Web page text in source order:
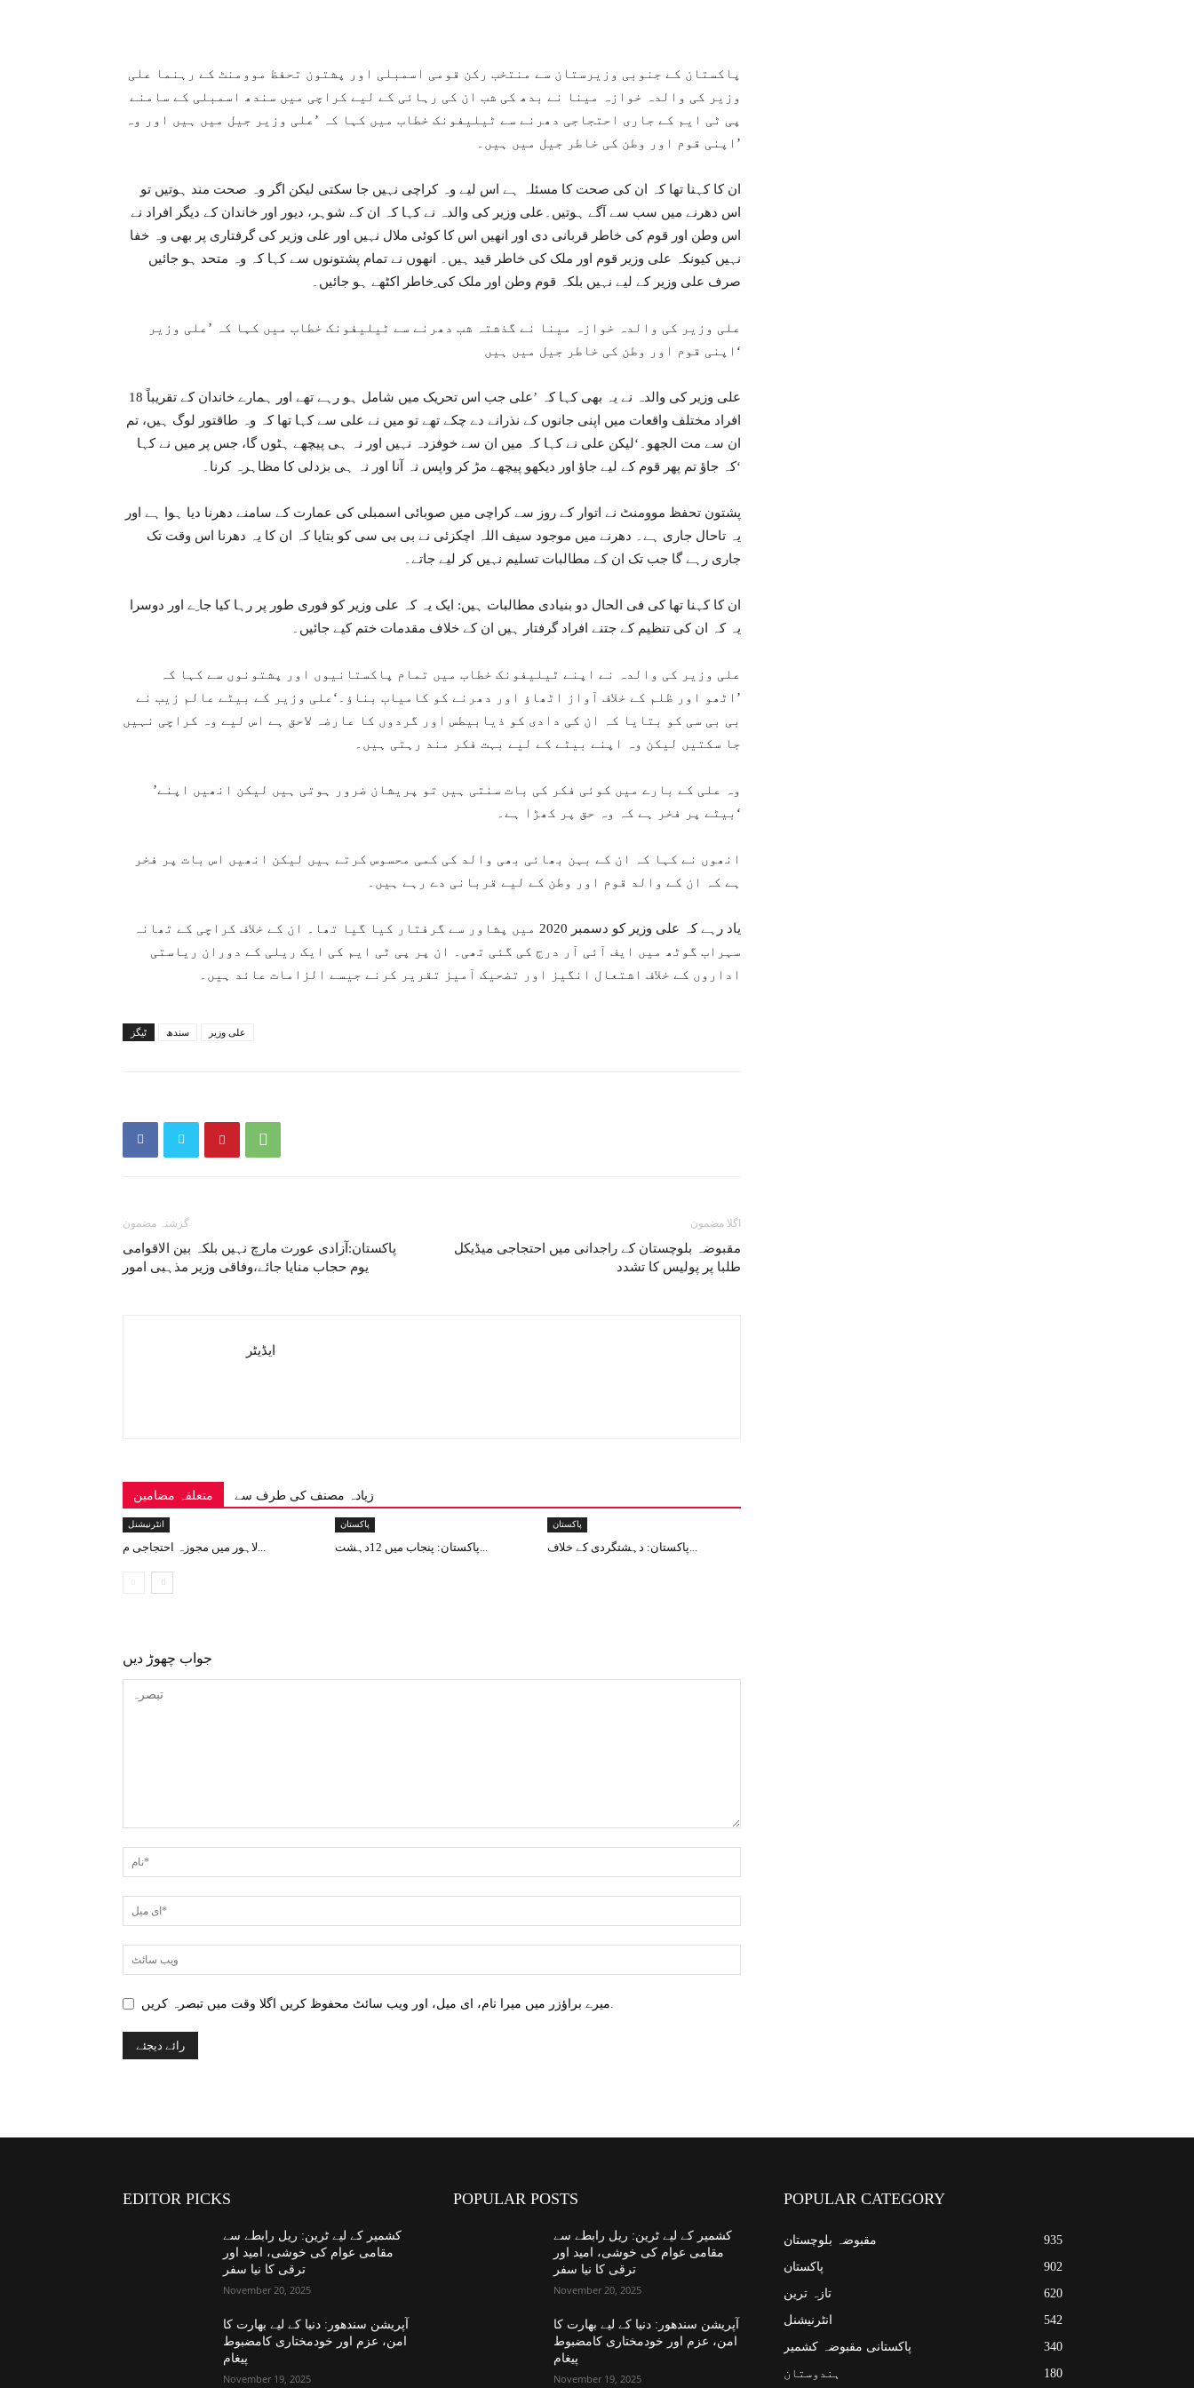
پاکستان کے جنوبی وزیرستان سے منتخب رکن قومی اسمبلی اور پشتون تحفظ موومنٹ کے رہنما علی
وزیر کی والدہ خوازہ مینا نے بدھ کی شب ان کی رہائی کے لیے کراچی میں سندھ اسمبلی کے سامنے
پی ٹی ایم کے جاری احتجاجی دھرنے سے ٹیلیفونک خطاب میں کہا کہ ’علی وزیر جیل میں ہیں اور وہ
اپنی قوم اور وطن کی خاطر جیل میں ہیں۔’
ان کا کہنا تھا کہ ان کی صحت کا مسئلہ ہے اس لیے وہ کراچی نہیں جا سکتی لیکن اگر وہ صحت مند ہوتیں تو
اس دھرنے میں سب سے آگے ہوتیں۔علی وزیر کی والدہ نے کہا کہ ان کے شوہر، دیور اور خاندان کے دیگر افراد نے
اس وطن اور قوم کی خاطر قربانی دی اور انھیں اس کا کوئی ملال نہیں اور علی وزیر کی گرفتاری پر بھی وہ خفا
نہیں کیونکہ علی وزیر قوم اور ملک کی خاطر قید ہیں۔ انھوں نے تمام پشتونوں سے کہا کہ وہ متحد ہو جائیں
صرف علی وزیر کے لیے نہیں بلکہ قوم وطن اور ملک کی ِخاطر اکٹھے ہو جائیں۔
علی وزیر کی والدہ خوازہ مینا نے گذشتہ شب دھرنے سے ٹیلیفونک خطاب میں کہا کہ ’علی وزیر
اپنی قوم اور وطن کی خاطر جیل میں ہیں‘
علی وزیر کی والدہ نے یہ بھی کہا کہ ’علی جب اس تحریک میں شامل ہو رہے تھے اور ہمارے خاندان کے تقریباً 18
افراد مختلف واقعات میں اپنی جانوں کے نذرانے دے چکے تھے تو میں نے علی سے کہا تھا کہ وہ طاقتور لوگ ہیں، تم
ان سے مت الجھو۔‘لیکن علی نے کہا کہ میں ان سے خوفزدہ نہیں اور نہ ہی پیچھے ہٹوں گا، جس پر میں نے کہا
کہ جاؤ تم پھر قوم کے لیے جاؤ اور دیکھو پیچھے مڑ کر واپس نہ آنا اور نہ ہی بزدلی کا مظاہرہ کرنا۔‘
پشتون تحفظ موومنٹ نے اتوار کے روز سے کراچی میں صوبائی اسمبلی کی عمارت کے سامنے دھرنا دیا ہوا ہے اور
یہ تاحال جاری ہے۔ دھرنے میں موجود سیف اللہ اچکزئی نے بی بی سی کو بتایا کہ ان کا یہ دھرنا اس وقت تک
جاری رہے گا جب تک ان کے مطالبات تسلیم نہیں کر لیے جاتے۔
ان کا کہنا تھا کی فی الحال دو بنیادی مطالبات ہیں: ایک یہ کہ علی وزیر کو فوری طور پر رہا کیا جا ِے اور دوسرا
یہ کہ ان کی تنظیم کے جتنے افراد گرفتار ہیں ان کے خلاف مقدمات ختم کیے جائیں۔
علی وزیر کی والدہ نے اپنے ٹیلیفونک خطاب میں تمام پاکستانیوں اور پشتونوں سے کہا کہ
’اٹھو اور ظلم کے خلاف آواز اٹھاؤ اور دھرنے کو کامیاب بناؤ۔‘علی وزیر کے بیٹے عالم زیب نے
بی بی سی کو بتایا کہ ان کی دادی کو ذیابیطس اور گردوں کا عارضہ لاحق ہے اس لیے وہ کراچی نہیں
جا سکتیں لیکن وہ اپنے بیٹے کے لیے بہت فکر مند رہتی ہیں۔
’وہ علی کے بارے میں کوئی فکر کی بات سنتی ہیں تو پریشان ضرور ہوتی ہیں لیکن انھیں اپنے
بیٹے پر فخر ہے کہ وہ حق پر کھڑا ہے۔‘
انھوں نے کہا کہ ان کے بہن بھائی بھی والد کی کمی محسوس کرتے ہیں لیکن انھیں اس بات پر فخر
ہے کہ ان کے والد قوم اور وطن کے لیے قربانی دے رہے ہیں۔
یاد رہے کہ علی وزیر کو دسمبر 2020 میں پشاور سے گرفتار کیا گیا تھا۔ ان کے خلاف کراچی کے تھانہ
سہراب گوٹھ میں ایف آئی آر درج کی گئی تھی۔ ان پر پی ٹی ایم کی ایک ریلی کے دوران ریاستی
اداروں کے خلاف اشتعال انگیز اور تضحیک آمیز تقریر کرنے جیسے الزامات عائد ہیں۔
ٹیگز سندھ علی وزیر
گزشتہ مضمون
پاکستان:آزادی عورت مارچ نہیں بلکہ بین الاقوامی
یوم حجاب منایا جائے،وفاقی وزیر مذہبی امور
اگلا مضمون
مقبوضہ بلوچستان کے راجدانی میں احتجاجی میڈیکل
طلبا پر پولیس کا تشدد
ایڈیٹر
متعلقہ مضامین زیادہ مصنف کی طرف سے
انٹرنیشنل
لاہور میں مجوزہ احتجاجی م...
پاکستان
پاکستان: پنجاب میں 12دہشت...
پاکستان
پاکستان: دہشتگردی کے خلاف...
جواب چھوڑ دیں
میرے براؤزر میں میرا نام، ای میل، اور ویب سائٹ محفوظ کریں اگلا وقت میں تبصرہ کریں.
EDITOR PICKS
کشمیر کے لیے ٹرین: ریل رابطے سے
مقامی عوام کی خوشی، امید اور
ترقی کا نیا سفر
November 20, 2025
آپریشن سندھور: دنیا کے لیے بھارت کا
امن، عزم اور خودمختاری کامضبوط
پیغام
November 19, 2025
POPULAR POSTS
کشمیر کے لیے ٹرین: ریل رابطے سے
مقامی عوام کی خوشی، امید اور
ترقی کا نیا سفر
November 20, 2025
آپریشن سندھور: دنیا کے لیے بھارت کا
امن، عزم اور خودمختاری کامضبوط
پیغام
November 19, 2025
POPULAR CATEGORY
مقبوضہ بلوچستان
935
پاکستان
902
تازہ ترین
620
انٹرنیشنل
542
پاکستانی مقبوضہ کشمیر
340
ہندوستان
180